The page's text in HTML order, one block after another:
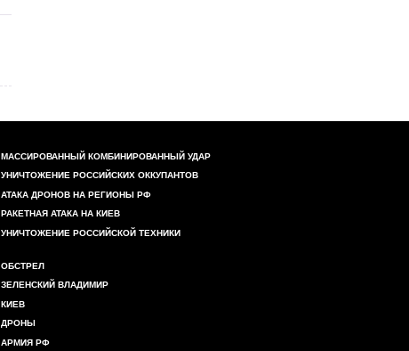
МАССИРОВАННЫЙ КОМБИНИРОВАННЫЙ УДАР
УНИЧТОЖЕНИЕ РОССИЙСКИХ ОККУПАНТОВ
АТАКА ДРОНОВ НА РЕГИОНЫ РФ
РАКЕТНАЯ АТАКА НА КИЕВ
УНИЧТОЖЕНИЕ РОССИЙСКОЙ ТЕХНИКИ
ОБСТРЕЛ
ЗЕЛЕНСКИЙ ВЛАДИМИР
КИЕВ
ДРОНЫ
АРМИЯ РФ